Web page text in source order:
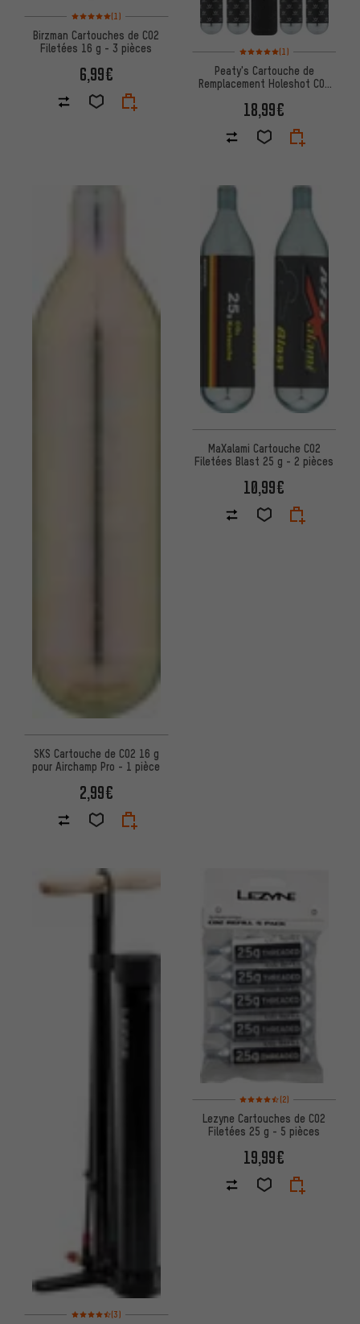
Note moyenne : 5 sur 5 d'après 1 avis
(1)
Birzman Cartouches de CO2
Filetées 16 g - 3 pièces
6,99€
Note moyenne : 5 sur 5
(1)
Peaty's Cartouche de
Remplacement Holeshot CO2
18,99€
SKS Cartouche de CO2 16 g
pour Airchamp Pro - 1 pièce
2,99€
MaXalami Cartouche CO2
Filetées Blast 25 g - 2 pièces
10,99€
Note moyenne : 4,5 sur 5 d'après 3 avis
(3)
Note moyenne : 4,5 sur 5
(2)
Lezyne Cartouches de CO2
Filetées 25 g - 5 pièces
19,99€